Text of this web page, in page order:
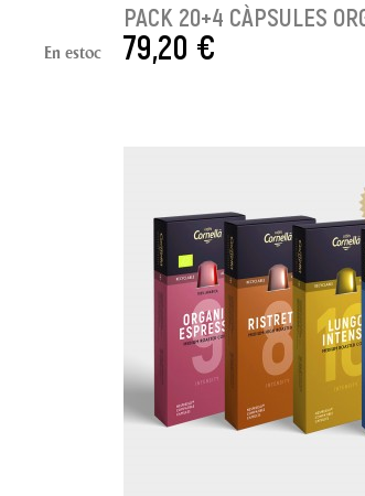
En estoc
PACK 20+4 CÀPSULES
79,20 €
AFEGIR A LA CISTELLA